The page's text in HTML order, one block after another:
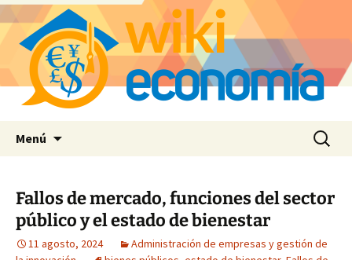
Menú Buscar:
Fallos de mercado, funciones del sector
público y el estado de bienestar
11 agosto, 2024
Administración de empresas y gestión de